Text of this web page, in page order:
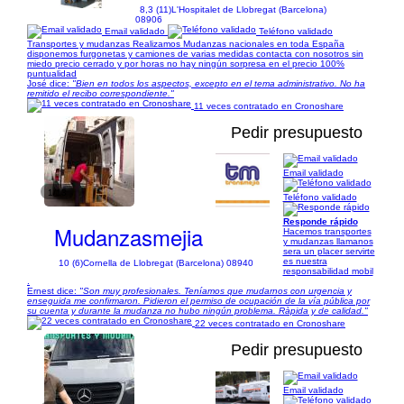
8,3 (11)L'Hospitalet de Llobregat (Barcelona)
08906
Email validado
Teléfono validado
Transportes y mudanzas Realizamos Mudanzas nacionales en toda España
disponemos furgonetas y camiones de varias medidas contacta con nosotros sin
miedo precio cerrado y por horas no hay ningún sorpresa en el precio 100%
puntualidad
José dice: "Bien en todos los aspectos, excepto en el tema administrativo. No ha
remitido el recibo correspondiente."
11 veces contratado en Cronoshare
1/13
Pedir presupuesto
Mudanzasmejia
10 (6)Cornella de Llobregat (Barcelona) 08940
Email validado
Teléfono validado
Responde rápido
Hacemos transportes
y mudanzas llamanos
sera un placer servirte
es nuestra
responsabilidad mobil
Ernest dice: "Son muy profesionales. Teníamos que mudarnos con urgencia y
enseguida me confirmaron. Pidieron el permiso de ocupación de la vía pública por
su cuenta y durante la mudanza no hubo ningún problema. Ràpida y de calidad."
22 veces contratado en Cronoshare
Pedir presupuesto
Email validado